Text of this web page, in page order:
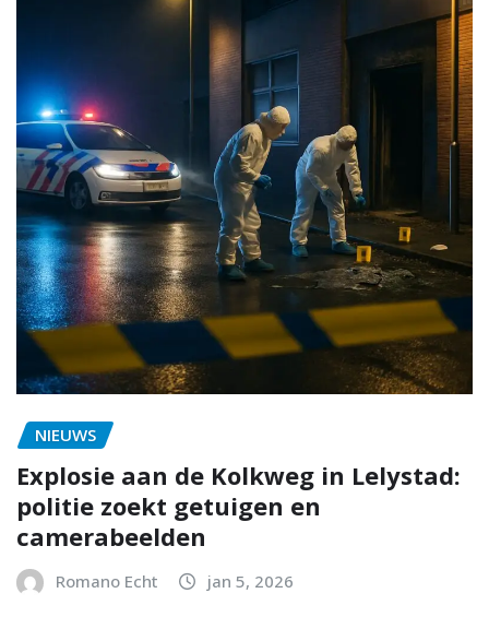
NIEUWS
Explosie aan de Kolkweg in Lelystad:
politie zoekt getuigen en
camerabeelden
Romano Echt jan 5, 2026